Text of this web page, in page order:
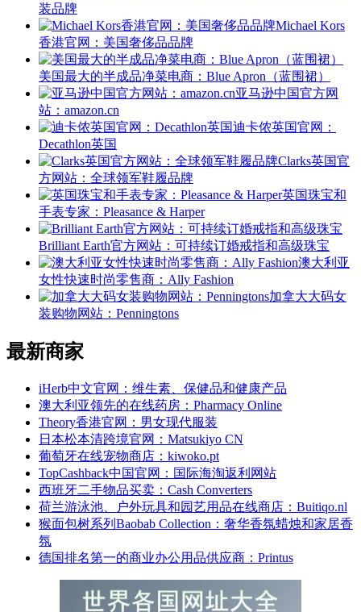
装品牌
Michael Kors
香港官网：美国奢侈品品牌
美国最大的半成品净菜电商：Blue Apron（蓝围裙）
亚马逊中国官方网
站：amazon.cn
迪卡侬英国官网：
Decathlon英国
Clarks英国官
方网站：全球领军鞋履品牌
英国珠宝和
手表专家：Pleasance & Harper
Brilliant Earth官方网站：可持续订婚戒指和高级珠宝
澳大利亚
女性快速时尚零售商：Ally Fashion
加拿大大码女
装购物网站：Penningtons
最新商家
iHerb中文官网：维生素、保健品和健康产品
澳大利亚领先的在线药房：Pharmacy Online
Theory香港官网：男女现代服装
日本松本清跨境官网：Matsukiyo CN
葡萄牙在线宠物商店：kiwoko.pt
TopCashback中国官网：国际海淘返利网站
西班牙二手物品买卖：Cash Converters
荷兰游泳池、户外玩具和园艺用品在线商店：Buitiqo.nl
猴面包树系列Baobab Collection：奢华香氛蜡烛和家居香
氛
德国排名第一的商业办公用品供应商：Printus